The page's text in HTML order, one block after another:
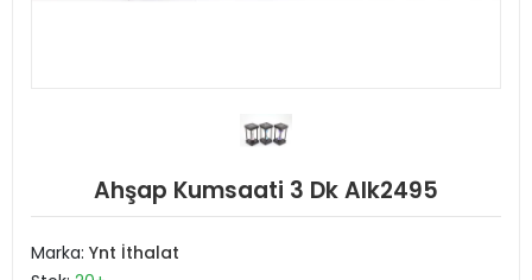
Ahşap Kumsaati 3 Dk Alk2495
Marka: Ynt İthalat